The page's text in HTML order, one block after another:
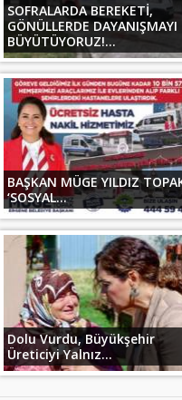
SOFRALARDA BEREKETİ,
GÖNÜLLERDE DAYANIŞMAYI
BÜYÜTÜYORUZ!...
BAŞKAN MÜGE YILDIZ
‘SOSYAL...
Dolu Vurdu, Büyükşehir
Üreticiyi Yalnız...